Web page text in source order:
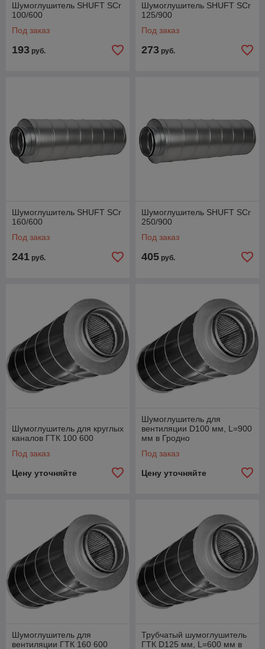
Шумоглушитель SHUFT SCr
100/600
Под заказ
193 руб.
Шумоглушитель SHUFT SCr
125/900
Под заказ
273 руб.
Шумоглушитель SHUFT SCr
160/600
Под заказ
241 руб.
Шумоглушитель SHUFT SCr
250/900
Под заказ
405 руб.
Шумоглушитель для круглых
каналов ГТК 100 600
Под заказ
Цену уточняйте
Шумоглушитель для
вентиляции D100 мм, L=900
мм в Гродно
Под заказ
Цену уточняйте
Шумоглушитель для
вентиляции ГТК 160 600
Трубчатый шумоглушитель
ГТК D125 мм, L=600 мм в